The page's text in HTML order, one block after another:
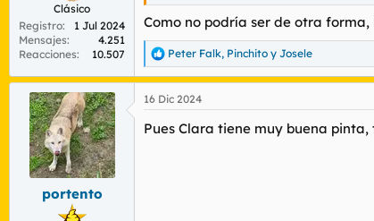
Clásico
Registro
1 Jul 2024
Mensajes
4.251
Reacciones
10.507
Como no podría ser de otra forma,
R
e
a
c
i
Peter Falk, Pinchito y Josele
portento
16 Dic 2024
Pues Clara tiene muy buena